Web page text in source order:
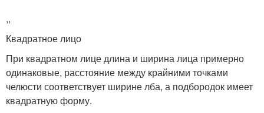
,,
Квадратное лицо
При квадратном лице длина и ширина лица примерно
одинаковые, расстояние между крайними точками
челюсти соответствует ширине лба, а подбородок имеет
квадратную форму.